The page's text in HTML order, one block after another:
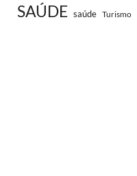
SAÚDE saúde Turismo